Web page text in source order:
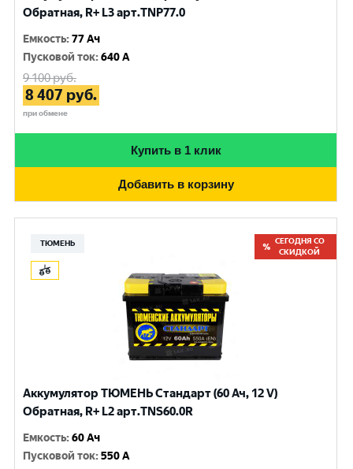
Обратная, R+ L3 арт.TNP77.0
Емкость:77 Ач
Пусковой ток:640 A
9 100руб.
8 407 руб.
при обмене
Купить в 1 клик
Добавить в корзину
ТЮМЕНЬ
СЕГОДНЯ СО
СКИДКОЙ
Аккумулятор ТЮМЕНЬ Стандарт (60 Ач, 12 V)
Обратная, R+ L2 арт.TNS60.0R
Емкость:60 Ач
Пусковой ток:550 A